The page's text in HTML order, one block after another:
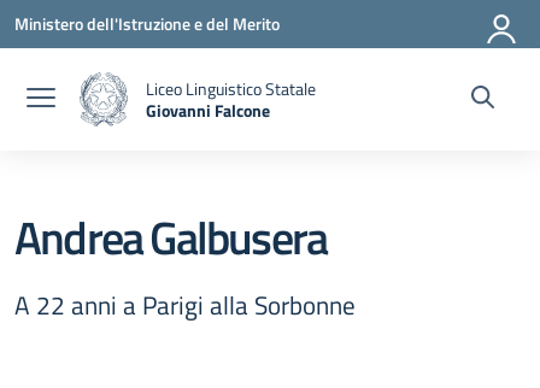
Vai ai contenuti
Vai al menu di navigazione
Vai al footer
Ministero dell'Istruzione e del Merito
Liceo Linguistico Statale
Giovanni Falcone
Andrea Galbusera
A 22 anni a Parigi alla Sorbonne